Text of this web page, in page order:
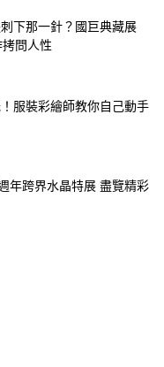
下那一針？國巨典藏展
問人性
服裝彩繪師教你自己動手
年跨界水晶特展 盡覽精彩